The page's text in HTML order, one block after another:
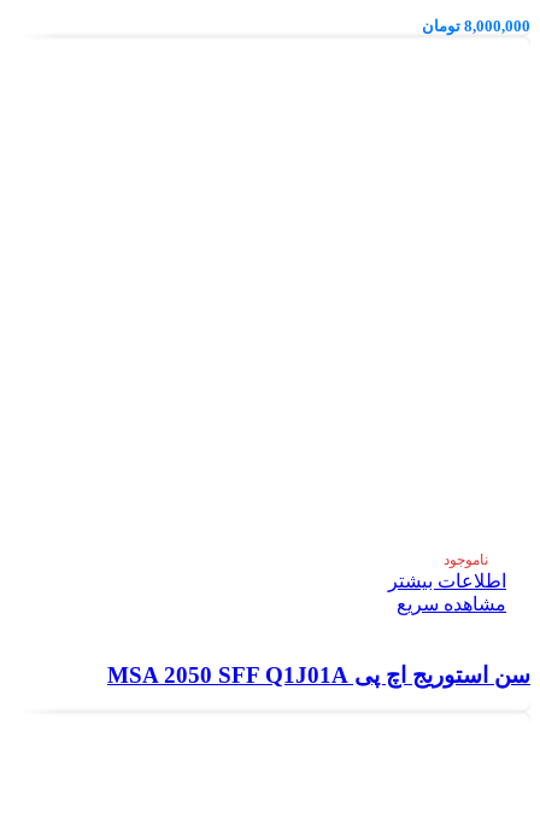
8,000,000 تومان
ناموجود
اطلاعات بیشتر
مشاهده سریع
سن استوریج اچ پی MSA 2050 SFF Q1J01A